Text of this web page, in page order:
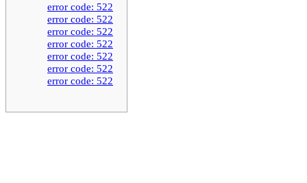
error code: 522
error code: 522
error code: 522
error code: 522
error code: 522
error code: 522
error code: 522